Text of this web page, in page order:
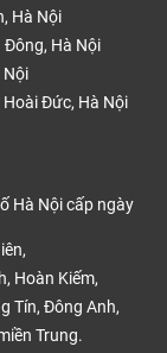
Hà Nội
Đông, Hà Nội
Nội
Đức, Hà Nội
Hà Nội cấp ngày
Hoàn Kiếm,
Tín, Đông Anh,
Trung.